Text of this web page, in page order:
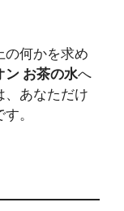
の何かを求め
ン お茶の水へ
、あなただけ
。